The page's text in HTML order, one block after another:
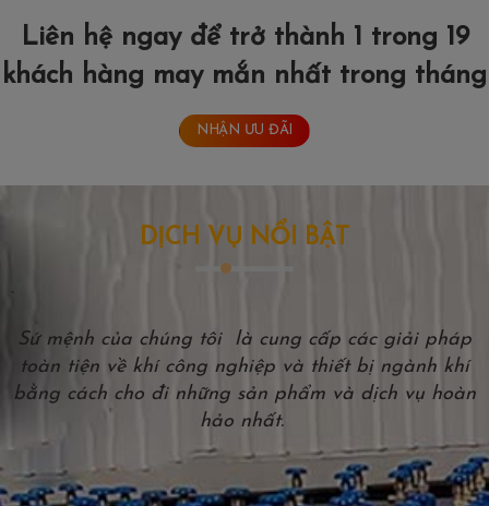
Liên hệ ngay để trở thành 1 trong 19
khách hàng may mắn nhất trong tháng
NHẬN ƯU ĐÃI
DỊCH VỤ NỔI BẬT
`
Sứ mệnh của chúng tôi là cung cấp các giải pháp
toàn tiện về khí công nghiệp và thiết bị ngành khí
bằng cách cho đi những sản phẩm và dịch vụ hoàn
hảo nhất.